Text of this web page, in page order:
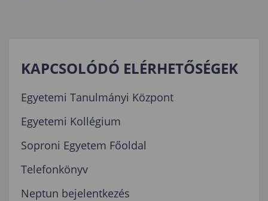
KAPCSOLÓDÓ ELÉRHETŐSÉGEK
Egyetemi Tanulmányi Központ
Egyetemi Kollégium
Soproni Egyetem Főoldal
Telefonkönyv
Neptun bejelentkezés